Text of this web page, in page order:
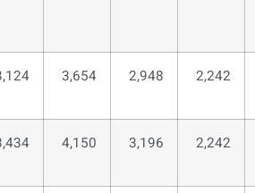
2,242
2,948
3,654
2,242
3,196
4,150